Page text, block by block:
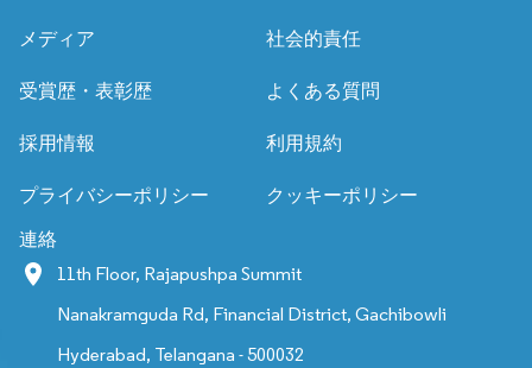
メディア 社会的責任
受賞歴・表彰歴 よくある質問
採用情報 利用規約
プライバシーポリシー クッキーポリシー
連絡
11th Floor, Rajapushpa Summit
Nanakramguda Rd, Financial District, Gachibowli
Hyderabad, Telangana - 500032